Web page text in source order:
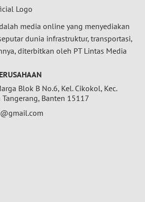
media online yang menyediakan
dunia infrastruktur, transportasi,
diterbitkan oleh PT Lintas Media
Blok B No.6, Kel. Cikokol, Kec.
Tangerang, Banten 15117